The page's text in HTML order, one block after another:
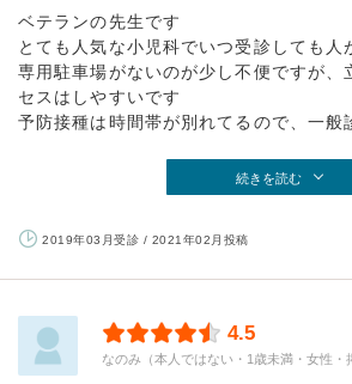
ベテランの先生です
とても人気な小児科でいつ受診しても人
専用駐車場がないのが少し不便ですが、
セスはしやすいです
予防接種は時間帯が別れてるので、一般
続きを読む
2019年03月受診 / 2021年02月投稿
4.5
なのみ（本人ではない・1歳未満・女性・